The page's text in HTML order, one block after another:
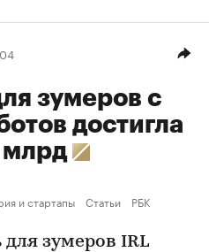
зумеров с
достигла
млрд
и стартапы Статьи РБК
для зумеров IRL